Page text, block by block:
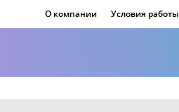
О компании Условия работы